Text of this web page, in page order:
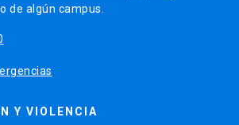
de algún campus.
Y VIOLENCIA